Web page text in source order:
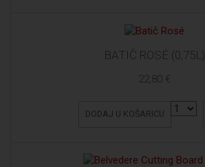
BATIČ ROSÉ (0,75L)
22,80 €
DODAJ U KOŠARICU